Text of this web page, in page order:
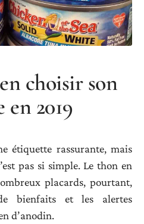
choisir son
2019
étiquette rassurante, mais
pas si simple. Le thon en
placards, pourtant,
bienfaits et les alertes
d’anodin.